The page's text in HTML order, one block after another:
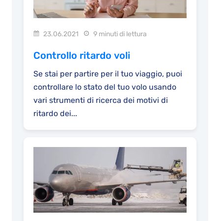
23.06.2021 9 minuti di lettura
Controllo ritardo voli
Se stai per partire per il tuo viaggio, puoi
controllare lo stato del tuo volo usando
vari strumenti di ricerca dei motivi di
ritardo dei...